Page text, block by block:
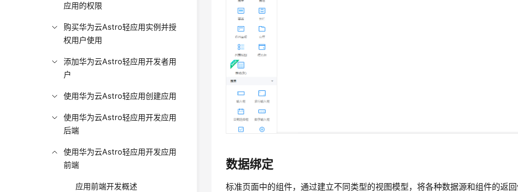
应用的权限
购买华为云Astro轻应用实例并授
权用户使用
添加华为云Astro轻应用开发者用
户
使用华为云Astro轻应用创建应用
使用华为云Astro轻应用开发应用
后端
使用华为云Astro轻应用开发应用
前端
应用前端开发概述
数据绑定
标准页面中的组件，通过建立不同类型的视图模型，将各种数据源和组件的返